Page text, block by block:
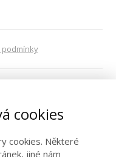
cookies
cookies. Některé
jiné nám